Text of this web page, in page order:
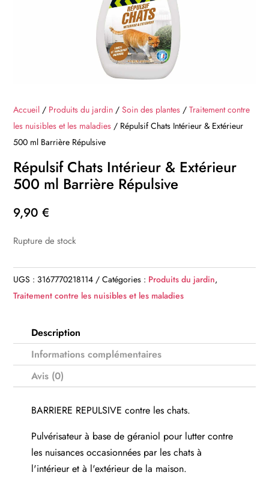
Accueil / Produits du jardin /Soin des plantes /Traitement contre
les nuisibles et les maladies / Répulsif Chats Intérieur & Extérieur
500 ml Barrière Répulsive
Répulsif Chats Intérieur & Extérieur
500 ml Barrière Répulsive
9,90€
Rupture de stock
UGS : 3167770218114 Catégories : Produits du jardin,
Traitement contre les nuisibles et les maladies
Description
Informations complémentaires
Avis (0)
BARRIERE REPULSIVE contre les chats.
Pulvérisateur à base de géraniol pour lutter contre
les nuisances occasionnées par les chats à
l'intérieur et à l'extérieur de la maison.